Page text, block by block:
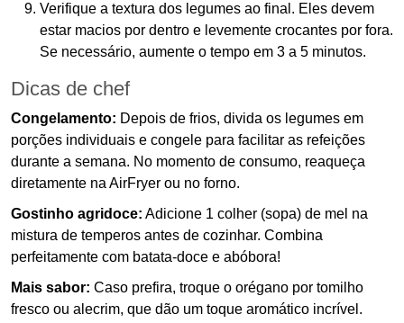
Verifique a textura dos legumes ao final. Eles devem
estar macios por dentro e levemente crocantes por fora.
Se necessário, aumente o tempo em 3 a 5 minutos.
Dicas de chef
Congelamento: Depois de frios, divida os legumes em
porções individuais e congele para facilitar as refeições
durante a semana. No momento de consumo, reaqueça
diretamente na AirFryer ou no forno.
Gostinho agridoce: Adicione 1 colher (sopa) de mel na
mistura de temperos antes de cozinhar. Combina
perfeitamente com batata-doce e abóbora!
Mais sabor: Caso prefira, troque o orégano por tomilho
fresco ou alecrim, que dão um toque aromático incrível.